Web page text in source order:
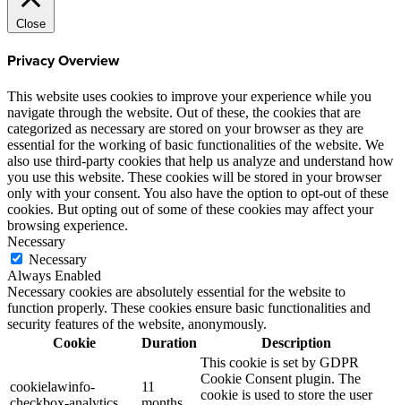
Close
Privacy Overview
This website uses cookies to improve your experience while you
navigate through the website. Out of these, the cookies that are
categorized as necessary are stored on your browser as they are
essential for the working of basic functionalities of the website. We
also use third-party cookies that help us analyze and understand how
you use this website. These cookies will be stored in your browser
only with your consent. You also have the option to opt-out of these
cookies. But opting out of some of these cookies may affect your
browsing experience.
Necessary
Necessary
Always Enabled
Necessary cookies are absolutely essential for the website to
function properly. These cookies ensure basic functionalities and
security features of the website, anonymously.
Cookie
Duration Description
cookielawinfo-
11
This cookie is set by GDPR
Cookie Consent plugin. The
cookie is used to store the user